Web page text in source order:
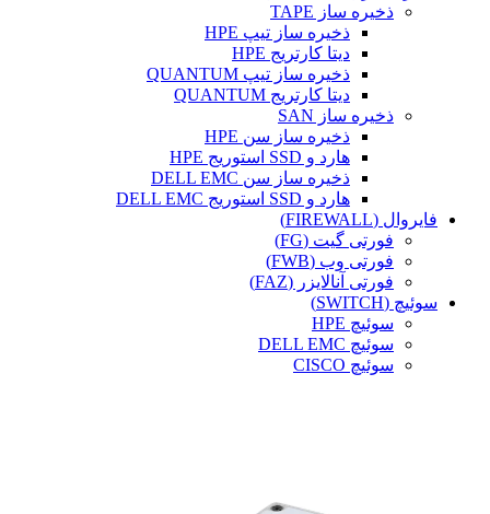
ذخیره ساز TAPE
ذخیره ساز تیپ HPE
دیتا کارتریج HPE
ذخیره ساز تیپ QUANTUM
دیتا کارتریج QUANTUM
ذخیره ساز SAN
ذخیره ساز سن HPE
هارد و SSD استوریج HPE
ذخیره ساز سن DELL EMC
هارد و SSD استوریج DELL EMC
فایروال (FIREWALL)
فورتی گیت (FG)
فورتی وب (FWB)
فورتی آنالایزر (FAZ)
سوئیچ (SWITCH)
سوئیچ HPE
سوئیچ DELL EMC
سوئیچ CISCO